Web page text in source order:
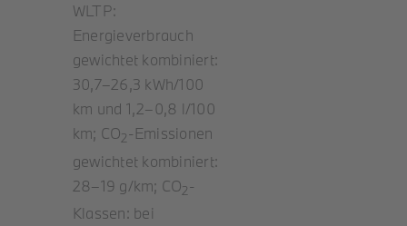
WLTP:
Energieverbrauch
gewichtet kombiniert:
30,7–26,3 kWh/100
km und 1,2–0,8 l/100
km; CO2-Emissionen
gewichtet kombiniert:
28–19 g/km; CO2-
Klassen: bei